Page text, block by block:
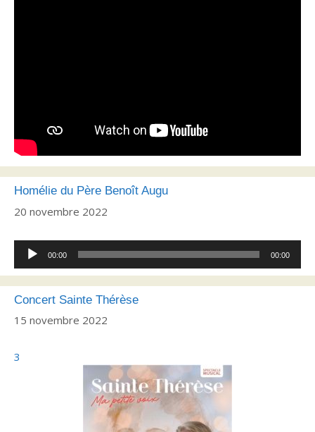
Homélie du Père Benoît Augu
20 novembre 2022
Lecteur
audio
00:00 00:00
Concert Sainte Thérèse
15 novembre 2022
3